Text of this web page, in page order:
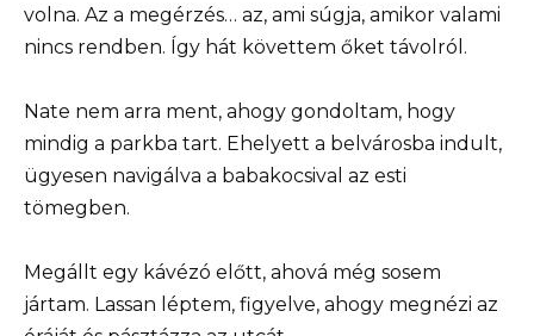
volna. Az a megérzés… az, ami súgja, amikor valami
nincs rendben. Így hát követtem őket távolról.
Nate nem arra ment, ahogy gondoltam, hogy
mindig a parkba tart. Ehelyett a belvárosba indult,
ügyesen navigálva a babakocsival az esti
tömegben.
Megállt egy kávézó előtt, ahová még sosem
jártam. Lassan léptem, figyelve, ahogy megnézi az